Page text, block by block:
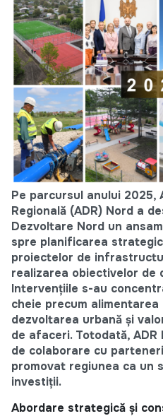
Pe parcursul anului 2025,
Regională (ADR) Nord a
Dezvoltare Nord un
spre planificarea
proiectelor de
realizarea obiectivelor de
Intervențiile s-au
cheie precum
dezvoltarea urbană și
de afaceri. Totodată,
de colaborare cu
promovat regiunea ca un
investiții.
Abordare strategică și